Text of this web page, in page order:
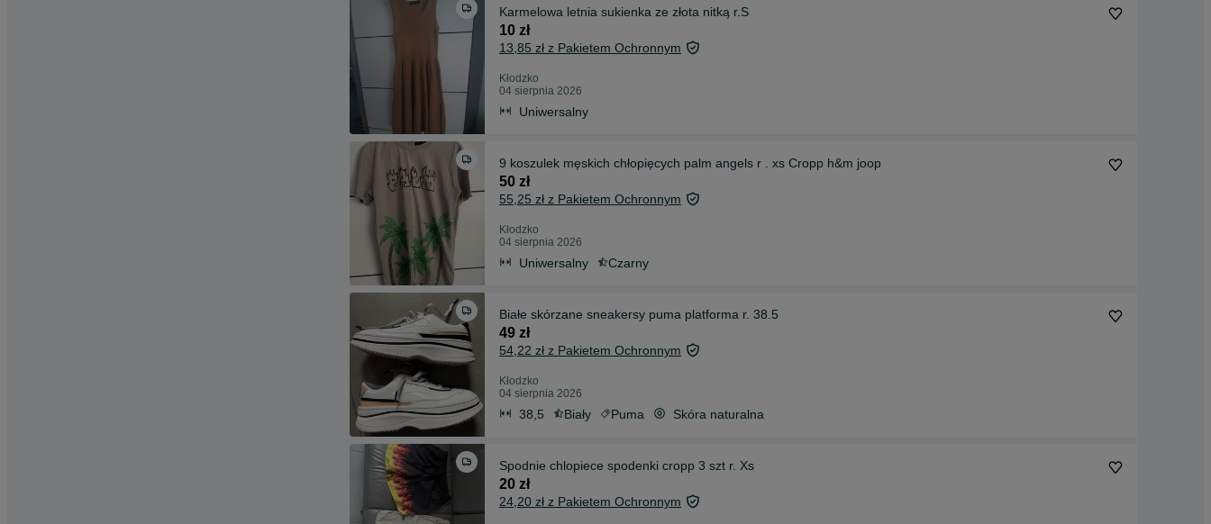
Karmelowa letnia sukienka ze złota nitką r.S
10 zł
13,85 zł z Pakietem Ochronnym
Kłodzko
04 sierpnia 2026
Uniwersalny
9 koszulek męskich chłopięcych palm angels r . xs Cropp h&m joop
50 zł
55,25 zł z Pakietem Ochronnym
Kłodzko
04 sierpnia 2026
Uniwersalny Czarny
Białe skórzane sneakersy puma platforma r. 38.5
49 zł
54,22 zł z Pakietem Ochronnym
Kłodzko
04 sierpnia 2026
38,5 Biały Puma Skóra naturalna
Spodnie chlopiece spodenki cropp 3 szt r. Xs
20 zł
24,20 zł z Pakietem Ochronnym